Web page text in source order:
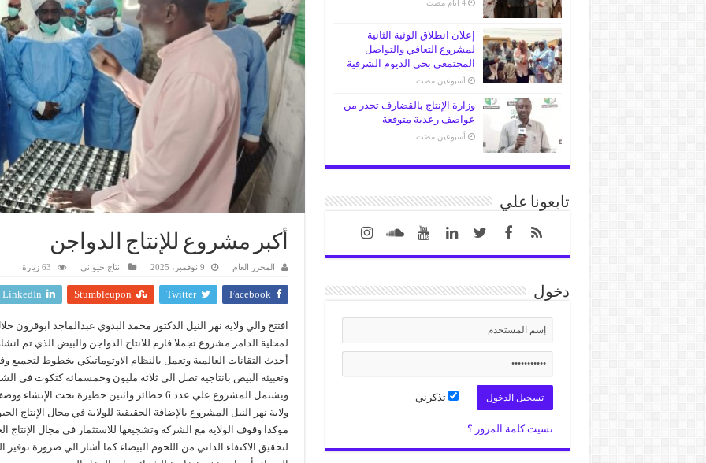
أكبر مشروع للإنتاج الدواجن
المحرر العام 9 نوفمبر، 2025 انتاج حيواني 63 زيارة
Facebook
Twitter
Stumbleupon
LinkedIn
افتتح والي ولاية نهر النيل الدكتور محمد البدوي عبدالماجد ابوقرون
لمحلية الدامر مشروع تجملا فارم للانتاج الدواجن والبيض الذي تم
أحدث التقانات العالمية وتعمل بالنظام الاوتوماتيكي بخطوط لتجميع
وتعبيئة البيض بانتاجية تصل الي ثلاثة مليون وخمسمائة كتكوت في
ويشتمل المشروع علي عدد 6 حظائر واثنين حظيرة تحت
ولاية نهر النيل المشروع بالإضافة الحقيقية للولاية في مجال الإنتاج
موكدا وقوف الولاية مع الشركة وتشجيعها للاستثمار في مجال الإنتاج
لتحقيق الاكتفاء الذاتي من اللحوم البيضاء كما أشار الي ضرورة توفير
‏4 أيام مضت
إعلان انطلاق الوثبة الثانية
لمشروع التعافي والتواصل
المجتمعي بحي الديوم الشرقية
‏أسبوعين مضت
وزارة الإنتاج بالقضارف تحذر من
عواصف رعدية متوقعة
‏أسبوعين مضت
تابعونا علي
دخول
تذكرني
نسيت كلمة المرور ؟